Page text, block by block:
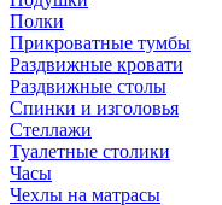
Полки
Прикроватные тумбы
Раздвижные кровати
Раздвижные столы
Спинки и изголовья
Стеллажи
Туалетные столики
Часы
Чехлы на матрасы